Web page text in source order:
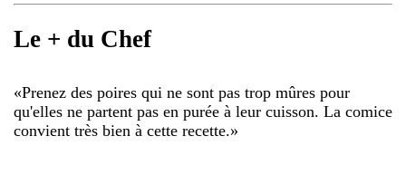
Le + du Chef
«Prenez des poires qui ne sont pas trop mûres pour
qu'elles ne partent pas en purée à leur cuisson. La comice
convient très bien à cette recette.»